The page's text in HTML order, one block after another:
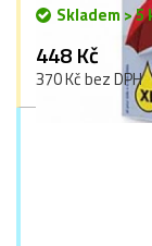
Skladem > 5
448 Kč
370 Kč bez DPH